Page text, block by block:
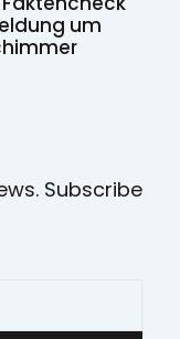
um
Subscribe